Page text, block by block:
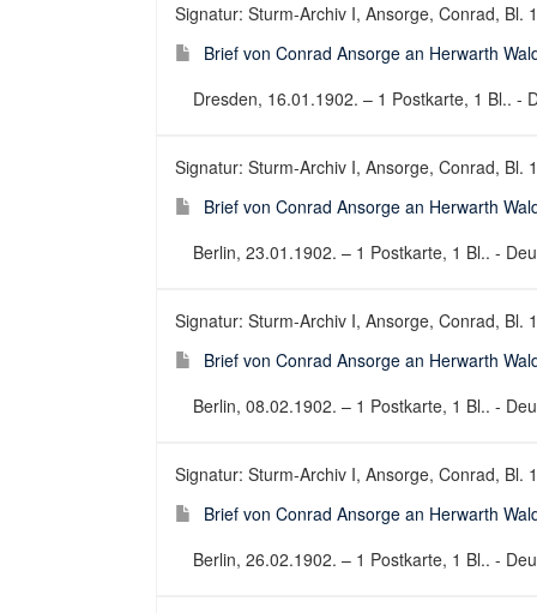
Signatur: Sturm-Archiv I, Ansorge, Conrad, Bl.
Brief von Conrad Ansorge an Herwarth
Dresden, 16.01.1902. – 1 Postkarte, 1 Bl.. -
Signatur: Sturm-Archiv I, Ansorge, Conrad, Bl.
Brief von Conrad Ansorge an Herwarth
Berlin, 23.01.1902. – 1 Postkarte, 1 Bl.. -
Signatur: Sturm-Archiv I, Ansorge, Conrad, Bl.
Brief von Conrad Ansorge an Herwarth
Berlin, 08.02.1902. – 1 Postkarte, 1 Bl.. -
Signatur: Sturm-Archiv I, Ansorge, Conrad, Bl.
Brief von Conrad Ansorge an Herwarth
Berlin, 26.02.1902. – 1 Postkarte, 1 Bl.. -